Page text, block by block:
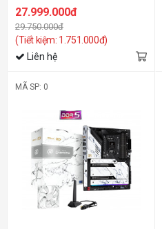
27.999.000đ
29.750.000đ
(Tiết kiệm: 1.751.000đ)
Liên hệ
MÃ SP: 0